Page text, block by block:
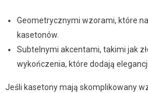
Geometrycznymi wzorami, które
kasetonów.
Subtelnymi akcentami, takimi jak
wykończenia, które dodają elegancji.
Jeśli kasetony mają skomplikowany